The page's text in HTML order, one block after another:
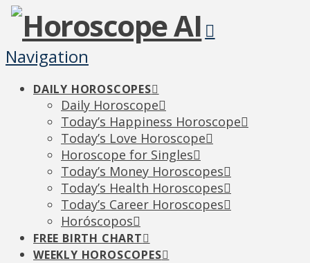
Navigation
DAILY HOROSCOPES
Daily Horoscope
Today’s Happiness Horoscope
Today’s Love Horoscope
Horoscope for Singles
Today’s Money Horoscopes
Today’s Health Horoscopes
Today’s Career Horoscopes
Horóscopos
FREE BIRTH CHART
WEEKLY HOROSCOPES